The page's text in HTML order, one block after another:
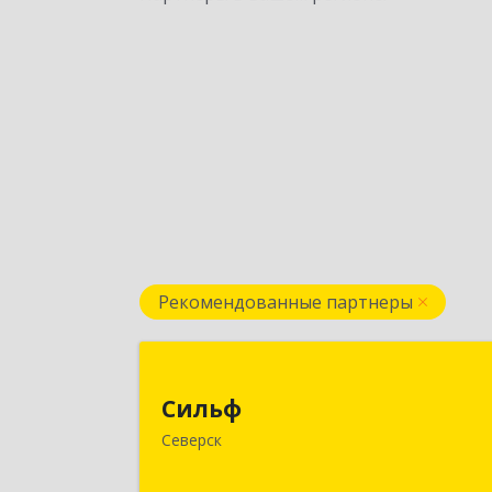
Рекомендованные партнеры
Сильф
Северск
636000, Томская обл, Северск г,